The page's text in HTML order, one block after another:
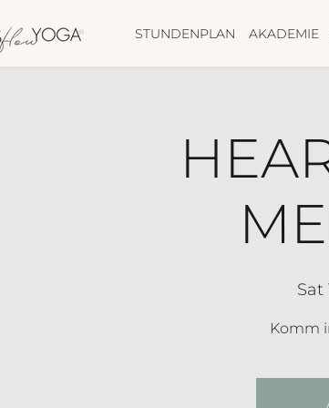
STUNDENPLAN AKADEMIE
Sat
Komm